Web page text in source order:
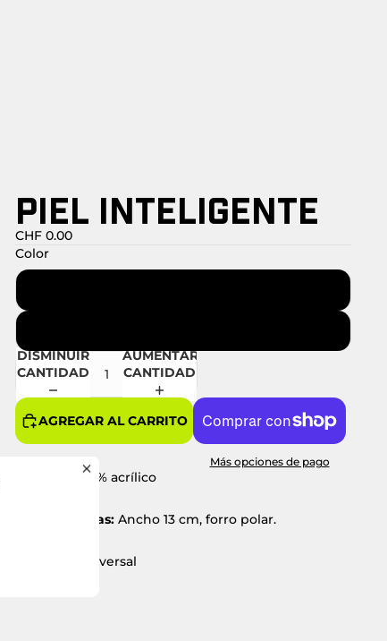
PIEL INTELIGENTE
CHF 0.00
Color
DISMINUIR
CANTIDAD
AUMENTAR
CANTIDAD
AGREGAR AL CARRITO
Más opciones de pago
100% acrílico
Características: Ancho 13 cm, forro polar.
Universal